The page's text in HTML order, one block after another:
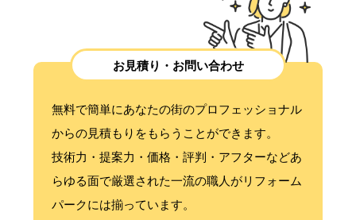
お見積り・お問い合わせ
無料で簡単にあなたの街のプロフェッショナル
からの見積もりをもらうことができます。
技術力・提案力・価格・評判・アフターなどあ
らゆる面で厳選された一流の職人がリフォーム
パークには揃っています。